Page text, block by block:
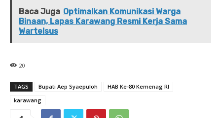
Baca Juga Optimalkan Komunikasi Warga
Binaan, Lapas Karawang Resmi Kerja Sama
Wartelsus
20
TAGS Bupati Aep Syaepuloh
HAB Ke-80 Kemenag RI
karawang